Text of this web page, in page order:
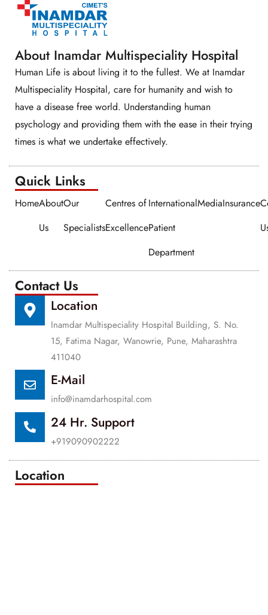
About Inamdar Multispeciality Hospital
Human Life is about living it to the fullest. We at Inamdar
Multispeciality Hospital, care for humanity and wish to
have a disease free world. Understanding human
psychology and providing them with the ease in their trying
times is what we undertake effectively.
Quick Links​​
HomeAbout
Us
Our
Specialists
Centres of
Excellence
International
Patient
Department
MediaInsurance
Contact Us
Location
Inamdar Multispeciality Hospital Building, S. No.
15, Fatima Nagar, Wanowrie, Pune, Maharashtra
411040
E-Mail
info@inamdarhospital.com
24 Hr. Support
+919090902222
Location